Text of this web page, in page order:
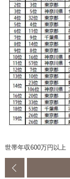
世帯年収600万円以上